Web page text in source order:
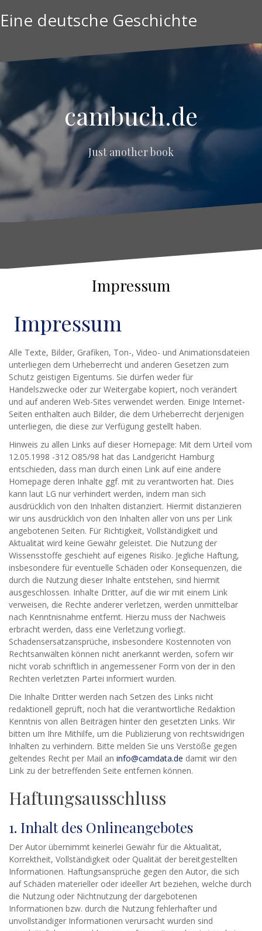
Inhalt
springen
Eine deutsche Geschichte
cambuch.de
Just another book
Impressum
Impressum
Alle Texte, Bilder, Grafiken, Ton-, Video- und Animationsdateien
unterliegen dem Urheberrecht und anderen Gesetzen zum
Schutz geistigen Eigentums. Sie dürfen weder für
Handelszwecke oder zur Weitergabe kopiert, noch verändert
und auf anderen Web-Sites verwendet werden. Einige Internet-
Seiten enthalten auch Bilder, die dem Urheberrecht derjenigen
unterliegen, die diese zur Verfügung gestellt haben.
Hinweis zu allen Links auf dieser Homepage: Mit dem Urteil vom
12.05.1998 -312 O85/98 hat das Landgericht Hamburg
entschieden, dass man durch einen Link auf eine andere
Homepage deren Inhalte ggf. mit zu verantworten hat. Dies
kann laut LG nur verhindert werden, indem man sich
ausdrücklich von den Inhalten distanziert. Hiermit distanzieren
wir uns ausdrücklich von den Inhalten aller von uns per Link
angebotenen Seiten. Für Richtigkeit, Vollständigkeit und
Aktualität wird keine Gewähr geleistet. Die Nutzung der
Wissensstoffe geschieht auf eigenes Risiko. Jegliche Haftung,
insbesondere für eventuelle Schäden oder Konsequenzen, die
durch die Nutzung dieser Inhalte entstehen, sind hiermit
ausgeschlossen. Inhalte Dritter, auf die wir mit einem Link
verweisen, die Rechte anderer verletzen, werden unmittelbar
nach Kenntnisnahme entfernt. Hierzu muss der Nachweis
erbracht werden, dass eine Verletzung vorliegt.
Schadensersatzansprüche, insbesondere Kostennoten von
Rechtsanwälten können nicht anerkannt werden, sofern wir
nicht vorab schriftlich in angemessener Form von der in den
Rechten verletzten Partei informiert wurden.
Die Inhalte Dritter werden nach Setzen des Links nicht
redaktionell geprüft, noch hat die verantwortliche Redaktion
Kenntnis von allen Beiträgen hinter den gesetzten Links. Wir
bitten um Ihre Mithilfe, um die Publizierung von rechtswidrigen
Inhalten zu verhindern. Bitte melden Sie uns Verstöße gegen
geltendes Recht per Mail an info@camdata.de damit wir den
Link zu der betreffenden Seite entfernen können.
Haftungsausschluss
1. Inhalt des Onlineangebotes
Der Autor übernimmt keinerlei Gewähr für die Aktualität,
Korrektheit, Vollständigkeit oder Qualität der bereitgestellten
Informationen. Haftungsansprüche gegen den Autor, die sich
auf Schäden materieller oder ideeller Art beziehen, welche durch
die Nutzung oder Nichtnutzung der dargebotenen
Informationen bzw. durch die Nutzung fehlerhafter und
unvollständiger Informationen verursacht wurden sind